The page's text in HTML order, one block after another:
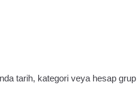
tarih, kategori veya hesap grup